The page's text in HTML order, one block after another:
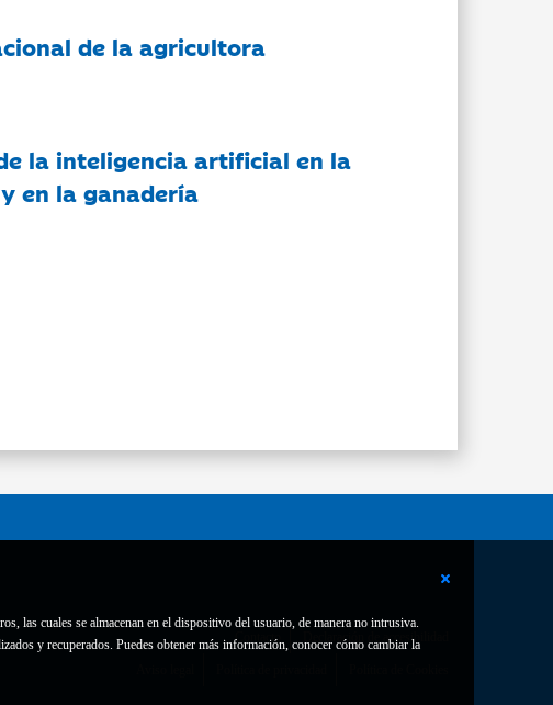
las cuales se almacenan en el dispositivo del usuario, de manera no intrusiva.
y recuperados. Puedes obtener más información, conocer cómo cambiar la
de la agricultora
la inteligencia artificial en la
en la ganadería
Contacto Declaración de accesibilidad